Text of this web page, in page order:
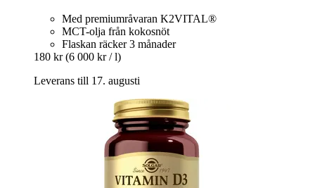
Med premiumråvaran K2VITAL®
MCT-olja från kokosnöt
Flaskan räcker 3 månader
180 kr (6 000 kr / l)
Leverans till 17. augusti